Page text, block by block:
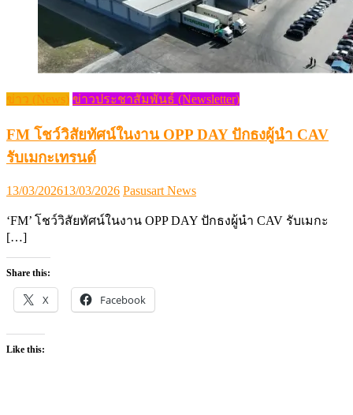
ข่าว (News) ข่าวประชาสัมพันธ์ (Newsletter)
FM โชว์วิสัยทัศน์ในงาน OPP DAY ปักธงผู้นำ CAV
รับเมกะเทรนด์
Posted
13/03/202613/03/2026 Author
Pasusart News
‘FM’ โชว์วิสัยทัศน์ในงาน OPP DAY ปักธงผู้นำ CAV รับเมกะ
[…]
Share this:
X Facebook
Like this: